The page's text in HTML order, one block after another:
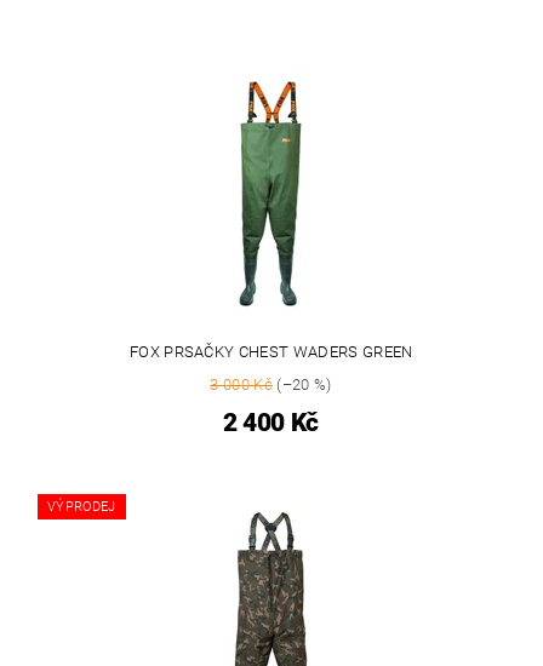
FOX PRSAČKY CHEST WADERS GREEN
3 000 Kč (–20 %)
2 400 Kč
VÝPRODEJ